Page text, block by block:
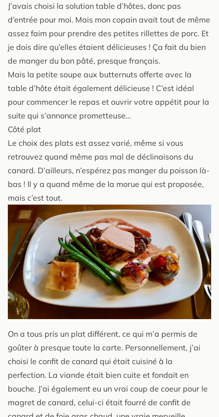
J’avais choisi la solution table d’hôtes, donc pas
d’entrée pour moi. Mais mon copain avait tout de même
assez faim pour prendre des petites rillettes de porc. Et
je dois dire qu’elles étaient délicieuses ! Ça fait du bien
de manger du bon pâté, presque français.
Mais la petite soupe aux butternuts offerte avec la
table d’hôte était également délicieuse ! C’est idéal
pour commencer le repas et ouvrir votre appétit pour la
suite qui s’annonce prometteuse…
Côté plat
Le choix des plats est assez varié, même si vous
retrouvez quand même pas mal de déclinaisons du
canard. D’ailleurs, n’espérez pas manger du poisson là-
bas ! Il y a quand même de la morue qui est proposée,
mais c’est tout.
On a tous pris un plat différent, ce qui m’a permis de
goûter à presque toute la carte. Personnellement, j’ai
choisi le confit de canard qui était cuisiné à la
perfection. La viande était bien cuite et fondait en
bouche. J’ai également eu un vrai coup de coeur pour le
magret de canard, celui-ci était fourré de confit de